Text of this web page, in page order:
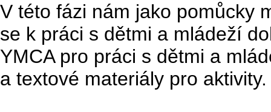
V této fázi nám jako pomůcky
se k práci s dětmi a mládeží
YMCA pro práci s dětmi a
a textové materiály pro aktivity.